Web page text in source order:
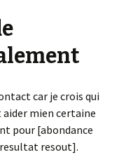
car je crois qui
mien certaine
pour [abondance
resultat resout].